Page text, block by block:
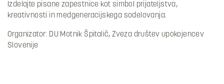
Izdelajte pisane zapestnice kot simbol prijateljstva,
kreativnosti in medgeneracijskega sodelovanja.
Organizator: DU Motnik Špitalič, Zveza društev upokojencev
Slovenije